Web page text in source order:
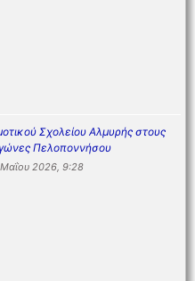
Σχολείου Αλμυρής στους
Πελοποννήσου
Μαΐου 2026, 9:28